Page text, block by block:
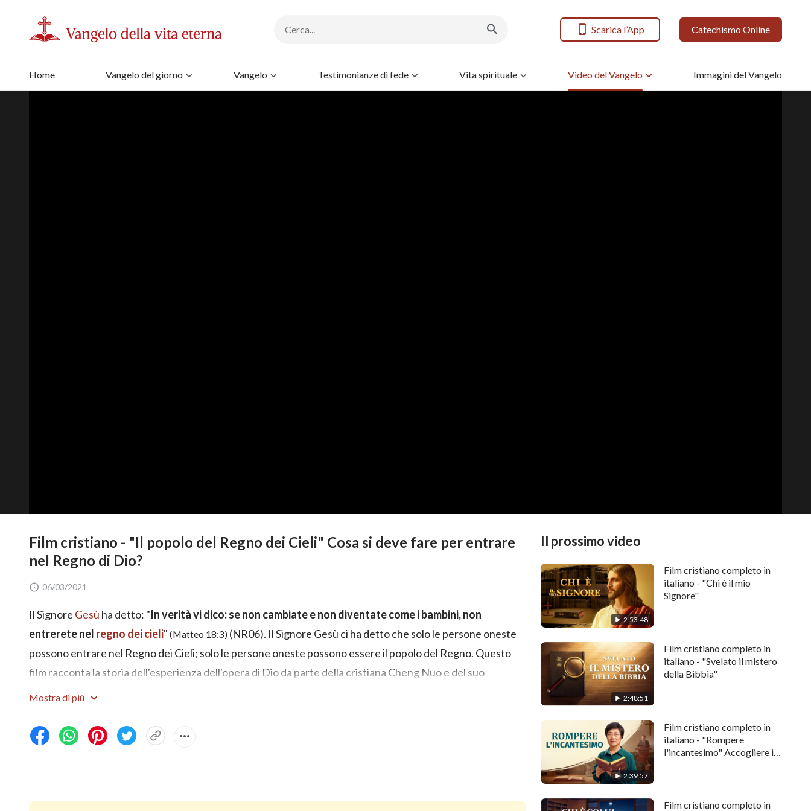
Scarica l’App Catechismo Online
Home Vangelo del giorno Vangelo Testimonianze di fede Vita spirituale Video del Vangelo Immagini del Vangelo
Film cristiano - "Il popolo del Regno dei Cieli" Cosa si deve fare per entrare
nel Regno di Dio?
06/03/2021
Il Signore Gesù ha detto: "In verità vi dico: se non cambiate e non diventate come i bambini, non
entrerete nel regno dei cieli" (Matteo 18:3) (NR06). Il Signore Gesù ci ha detto che solo le persone oneste
possono entrare nel Regno dei Cieli; solo le persone oneste possono essere il popolo del Regno. Questo
film racconta la storia dell'esperienza dell'opera di Dio da parte della cristiana Cheng Nuo e del suo
percorso per diventare una persona onesta nella vita.
qualcosa che va contro i suoi interessi nella vita di tutti i giorni, non riesce ancora a fare a meno di mentire e
Dio, ma, attraverso la ricerca della verità, riesce a poco a poco a comprendere la radice della propria
Mostra di più
Il prossimo video
2:53:48
Film cristiano completo in
italiano - "Chi è il mio
Signore"
2:48:51
Film cristiano completo in
italiano - "Svelato il mistero
della Bibbia"
2:39:57
Film cristiano completo in
italiano - "Rompere
l'incantesimo" Accogliere il
Film cristiano completo in